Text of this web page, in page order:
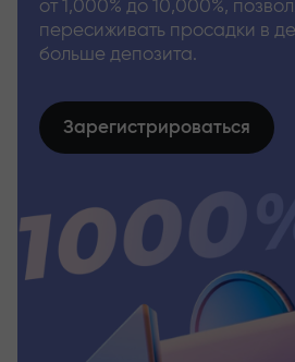
от 1,000% до 10,000%,
пересиживать просадки в
больше депозита.
Зарегистрироваться